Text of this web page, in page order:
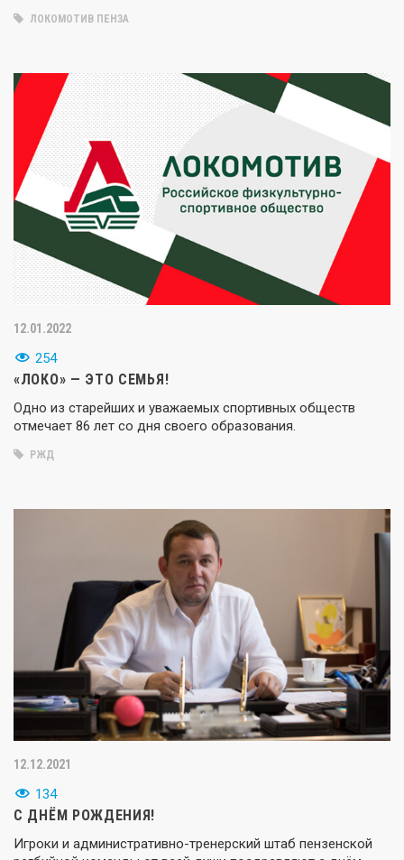
ЛОКОМОТИВ ПЕНЗА
12.01.2022
254
«ЛОКО» — ЭТО СЕМЬЯ!
Одно из старейших и уважаемых спортивных обществ
отмечает 86 лет со дня своего образования.
РЖД
12.12.2021
134
С ДНЁМ РОЖДЕНИЯ!
Игроки и административно-тренерский штаб пензенской